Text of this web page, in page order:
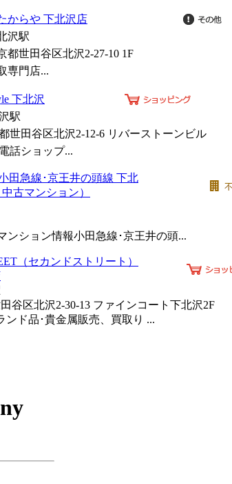
からや 下北沢店
沢駅
都世田谷区北沢2-27-10 1F
専門店...
下北沢
駅
世田谷区北沢2-12-6 リバーストーンビル
話ショップ...
田急線･京王井の頭線 下北
古マンション）
ンション情報小田急線･京王井の頭...
（セカンドストリート）
谷区北沢2-30-13 ファインコート下北沢2F
ンド品･貴金属販売、買取り ...